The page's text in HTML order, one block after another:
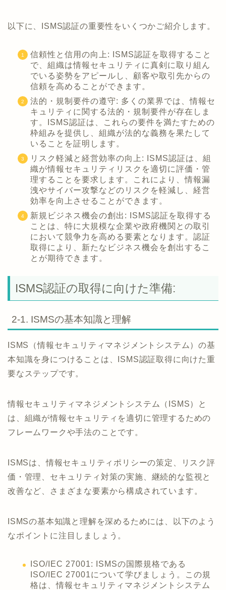
以下に、ISMS認証の重要性をいくつかご紹介します。
信頼性と信用の向上: ISMS認証を取得すること
で、組織は情報セキュリティに真剣に取り組ん
でいる姿勢をアピールし、顧客や取引先からの
信頼を高めることができます。
法的・規制要件の遵守: 多くの業界では、情報セ
キュリティに関する法的・規制要件が存在しま
す。ISMS認証は、これらの要件を満たすための
枠組みを提供し、組織が法的な義務を果たして
いることを証明します。
リスク軽減と経営効率の向上: ISMS認証は、組
織が情報セキュリティリスクを適切に評価・管
理することを要求します。これにより、情報漏
洩やサイバー攻撃などのリスクを軽減し、経営
効率を向上させることができます。
新規ビジネス機会の創出: ISMS認証を取得する
ことは、特に大規模な企業や政府機関との取引
において競争力を高める要素となります。認証
取得により、新たなビジネス機会を創出するこ
とが期待できます。
ISMS認証の取得に向けた準備:
2-1. ISMSの基本知識と理解
ISMS（情報セキュリティマネジメントシステム）の基
本知識を身につけることは、ISMS認証取得に向けた重
要なステップです。
情報セキュリティマネジメントシステム（ISMS）と
は、組織が情報セキュリティを適切に管理するための
フレームワークや手法のことです。
ISMSは、情報セキュリティポリシーの策定、リスク評
価・管理、セキュリティ対策の実施、継続的な監視と
改善など、さまざまな要素から構成されています。
ISMSの基本知識と理解を深めるためには、以下のよう
なポイントに注目しましょう。
ISO/IEC 27001: ISMSの国際規格である
ISO/IEC 27001について学びましょう。この規
格は、情報セキュリティマネジメントシステム